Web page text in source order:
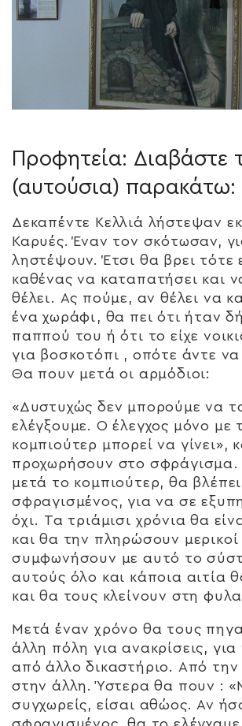
Προφητεία: Διαβάστε
(αυτούσια) παρακάτω:
Δεκαπέντε Κελλιά λήστεψαν
Καρυές. Έναν τον σκότωσαν,
ληστέψουν. Έτσι θα βρει τότε
καθένας να καταπατήσει και
θέλει. Ας πούμε, αν θέλει να
ένα χωράφι, θα πει ότι ήταν
παππού του ή ότι το είχε
για βοσκοτόπι , οπότε άντε να
Θα πουν μετά οι αρμόδιοι:
«Δυστυχώς δεν μπορούμε να
ελέγξουμε. Ο έλεγχος μόνο με
κομπιούτερ μπορεί να γίνει»,
προχωρήσουν στο σφράγισμα.
μετά το κομπιούτερ, θα
σφραγισμένος, για να σε
όχι. Τα τριάμισι χρόνια θα
και θα την πληρώσουν
συμφωνήσουν με αυτό το
αυτούς όλο και κάποια αιτία
και θα τους κλείνουν στη
Μετά έναν χρόνο θα τους
άλλη πόλη για ανακρίσεις,
από άλλο δικαστήριο. Από την
στην άλλη. Ύστερα θα πουν :
συγχωρείς, είσαι αθώος. Αν